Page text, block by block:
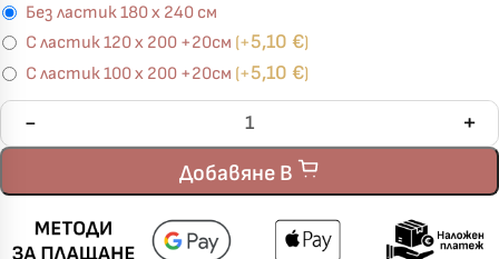
Без ластик 180 х 240 см
С ластик 120 х 200 +20см (+5,10 €)
С ластик 100 х 200 +20см (+5,10 €)
Добавяне В